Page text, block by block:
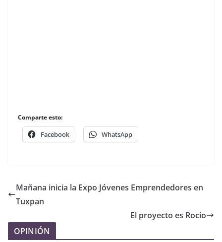
Comparte esto:
Facebook WhatsApp
Mañana inicia la Expo Jóvenes Emprendedores en
Tuxpan
El proyecto es Rocío
OPINIÓN